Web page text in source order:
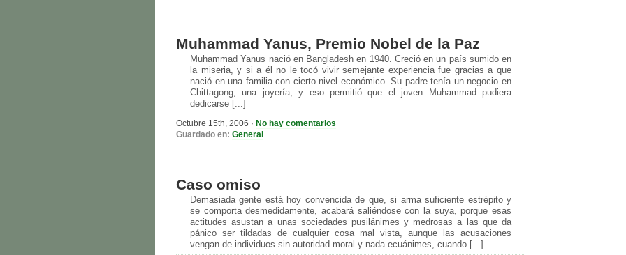
Muhammad Yanus, Premio Nobel de la Paz
Muhammad Yanus nació en Bangladesh en 1940. Creció en un país sumido en
la miseria, y si a él no le tocó vivir semejante experiencia fue gracias a que
nació en una familia con cierto nivel económico. Su padre tenía un negocio en
Chittagong, una joyería, y eso permitió que el joven Muhammad pudiera
dedicarse [...]
Octubre 15th, 2006 · No hay comentarios
Guardado en: General
Caso omiso
Demasiada gente está hoy convencida de que, si arma suficiente estrépito y
se comporta desmedidamente, acabará saliéndose con la suya, porque esas
actitudes asustan a unas sociedades pusilánimes y medrosas a las que da
pánico ser tildadas de cualquier cosa mal vista, aunque las acusaciones
vengan de individuos sin autoridad moral y nada ecuánimes, cuando [...]